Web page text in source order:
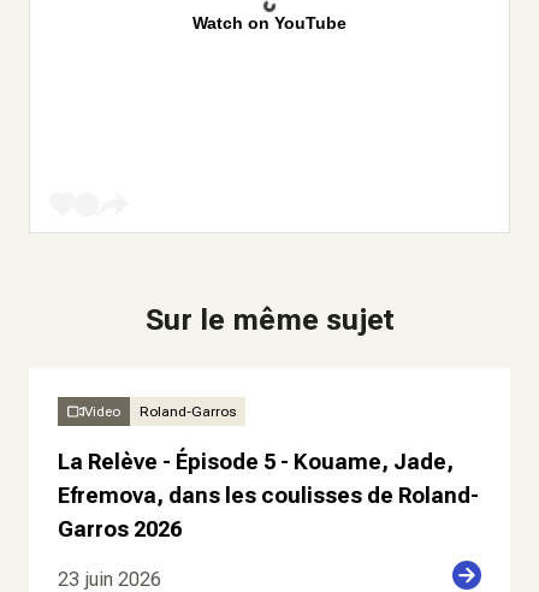
Watch on YouTube
Sur le même sujet
Video Roland-Garros
La Relève - Épisode 5 - Kouame, Jade,
Efremova, dans les coulisses de Roland-
Garros 2026
23 juin 2026